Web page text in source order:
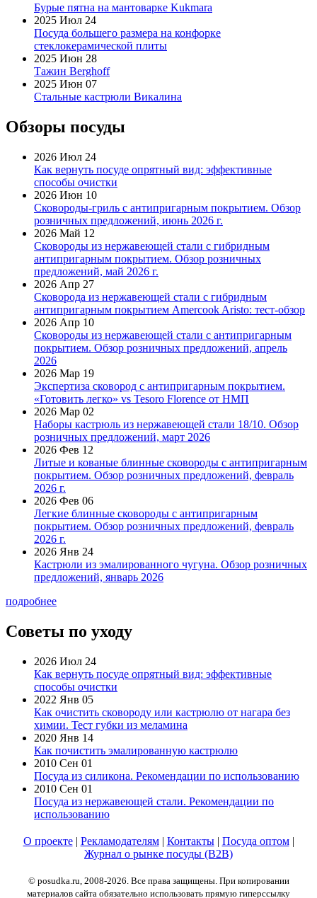
Бурые пятна на мантоварке Kukmara
2025 Июл 24
Посуда большего размера на конфорке
стеклокерамической плиты
2025 Июн 28
Тажин Berghoff
2025 Июн 07
Стальные кастрюли Викалина
Обзоры посуды
2026 Июл 24
Как вернуть посуде опрятный вид: эффективные
способы очистки
2026 Июн 10
Сковороды-гриль с антипригарным покрытием. Обзор
розничных предложений, июнь 2026 г.
2026 Май 12
Сковороды из нержавеющей стали с гибридным
антипригарным покрытием. Обзор розничных
предложений, май 2026 г.
2026 Апр 27
Сковорода из нержавеющей стали с гибридным
антипригарным покрытием Amercook Aristo: тест-обзор
2026 Апр 10
Сковороды из нержавеющей стали с антипригарным
покрытием. Обзор розничных предложений, апрель
2026
2026 Мар 19
Экспертиза сковород с антипригарным покрытием.
«Готовить легко» vs Tesoro Florence от НМП
2026 Мар 02
Наборы кастрюль из нержавеющей стали 18/10. Обзор
розничных предложений, март 2026
2026 Фев 12
Литые и кованые блинные сковороды с антипригарным
покрытием. Обзор розничных предложений, февраль
2026 г.
2026 Фев 06
Легкие блинные сковороды с антипригарным
покрытием. Обзор розничных предложений, февраль
2026 г.
2026 Янв 24
Кастрюли из эмалированного чугуна. Обзор розничных
предложений, январь 2026
подробнее
Советы по уходу
2026 Июл 24
Как вернуть посуде опрятный вид: эффективные
способы очистки
2022 Янв 05
Как очистить сковороду или кастрюлю от нагара без
химии. Тест губки из меламина
2020 Янв 14
Как почистить эмалированную кастрюлю
2010 Сен 01
Посуда из силикона. Рекомендации по использованию
2010 Сен 01
Посуда из нержавеющей стали. Рекомендации по
использованию
О проекте| Рекламодателям| Контакты| Посуда оптом|
Журнал о рынке посуды (B2B)
© posudka.ru, 2008-2026. Все права защищены. При копировании
материалов сайта обязательно использовать прямую гиперссылку